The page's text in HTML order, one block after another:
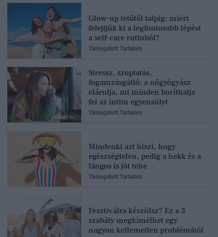
Glow-up tetőtől talpig: miért
felejtjük ki a legfontosabb lépést
a self-care rutinból?
Támogatott Tartalom
Stressz, szoptatás,
fogamzásgátló: a nőgyógyász
elárulja, mi minden boríthatja
fel az intim egyensúlyt
Támogatott Tartalom
Mindenki azt hiszi, hogy
egészségtelen, pedig a hekk és a
lángos is jót tehe
Támogatott Tartalom
Fesztiválra készülsz? Ez a 3
szabály megkímélhet egy
nagyon kellemetlen problémától